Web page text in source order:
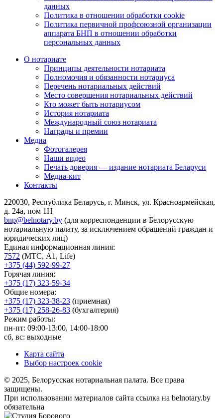
данных
Политика в отношении обработки cookie
Политика первичной профсоюзной организации
аппарата БНП в отношении обработки
персональных данных
О нотариате
Принципы деятельности нотариата
Полномочия и обязанности нотариуса
Перечень нотариальных действий
Место совершения нотариальных действий
Кто может быть нотариусом
История нотариата
Международный союз нотариата
Награды и премии
Медиа
Фотогалерея
Наши видео
Печать доверия — издание нотариата Беларуси
Медиа-кит
Контакты
220030, Республика Беларусь, г. Минск, ул. Красноармейская,
д. 24а, пом 1Н
bnp@belnotary.by (для корреспонденции в Белорусскую
нотариальную палату, за исключением обращений граждан и
юридических лиц)
Единая информационная линия:
7572 (МТС, A1, Life)
+375 (44) 592-99-27
Горячая линия:
+375 (17) 323-59-34
Общие номера:
+375 (17) 323-38-23 (приемная)
+375 (17) 258-26-83 (бухгалтерия)
Режим работы:
пн-пт: 09:00-13:00, 14:00-18:00
сб, вс: выходные
Карта сайта
Выбор настроек cookie
© 2025, Белорусская нотариальная палата. Все права
защищены.
При использовании материалов сайта ссылка на belnotary.by
обязательна